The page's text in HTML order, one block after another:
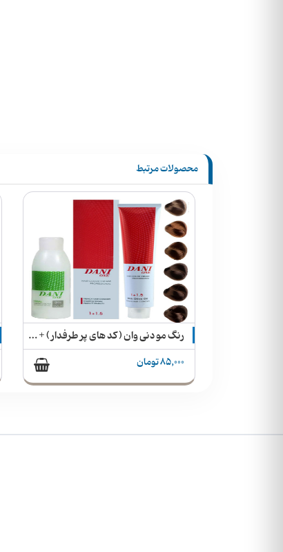
محصولات مرتبط
رنگ مو دنی وان ( کد های پر طرفدار ) + اکسیدان 150 میلی لیتر Dani One
85,000 تومان